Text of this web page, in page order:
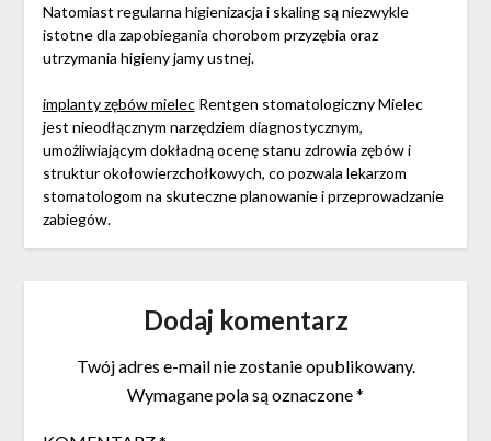
Natomiast regularna higienizacja i skaling są niezwykle
istotne dla zapobiegania chorobom przyzębia oraz
utrzymania higieny jamy ustnej.
implanty zębów mielecRentgen stomatologiczny Mielec
jest nieodłącznym narzędziem diagnostycznym,
umożliwiającym dokładną ocenę stanu zdrowia zębów i
struktur okołowierzchołkowych, co pozwala lekarzom
stomatologom na skuteczne planowanie i przeprowadzanie
zabiegów.
Dodaj komentarz
Twój adres e-mail nie zostanie opublikowany.
Wymagane pola są oznaczone*